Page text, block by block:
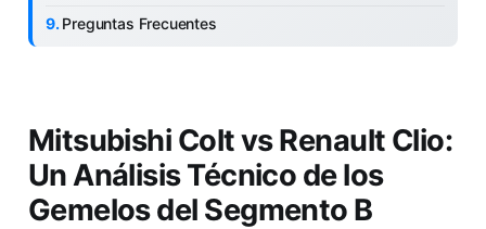
Preguntas Frecuentes
Mitsubishi Colt vs Renault Clio:
Un Análisis Técnico de los
Gemelos del Segmento B